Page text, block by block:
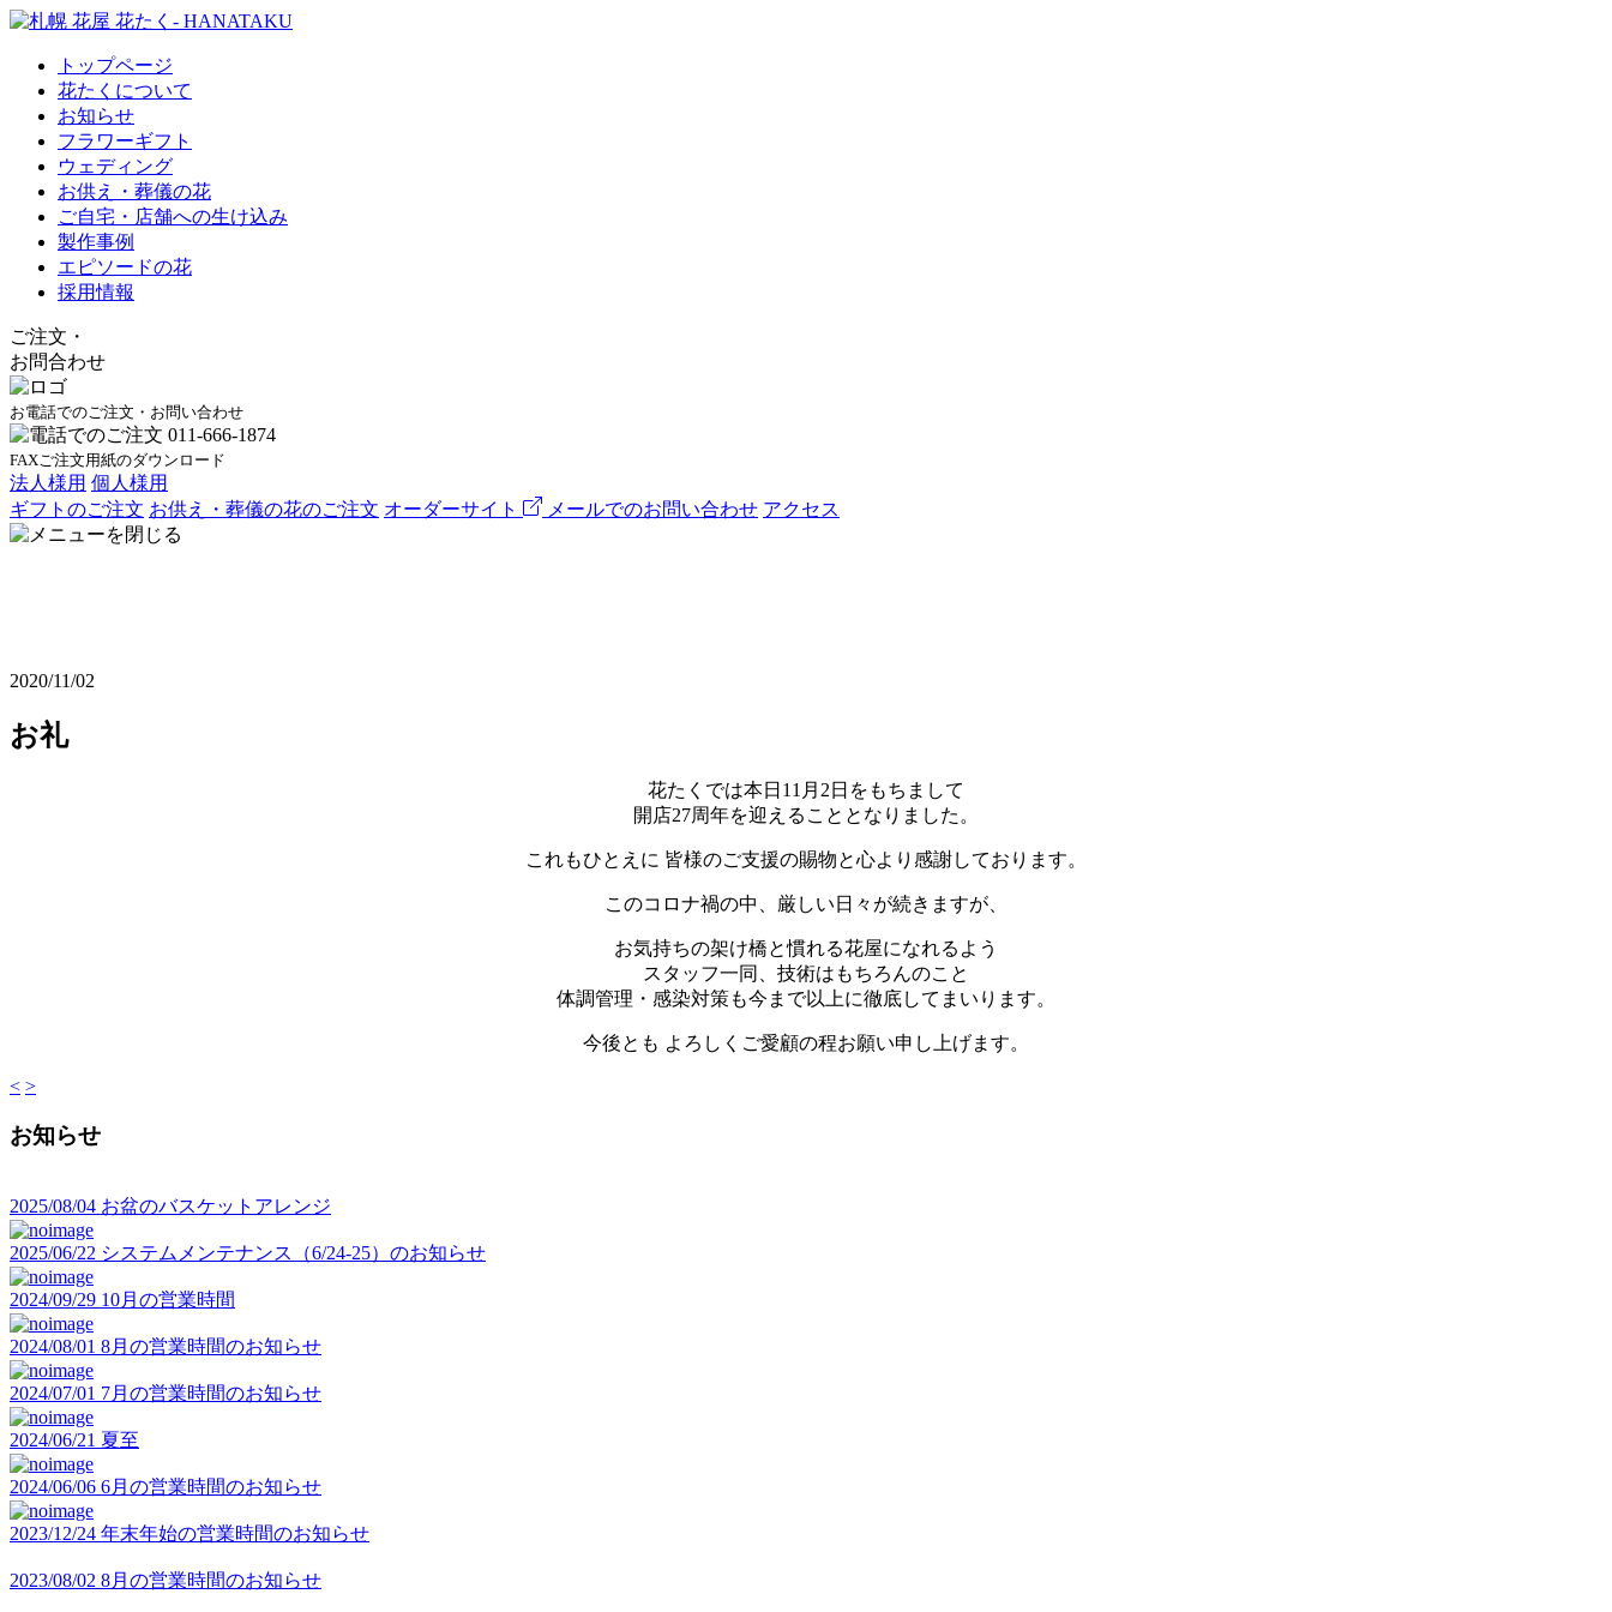
トップページ
花たくについて
お知らせ
フラワーギフト
ウェディング
お供え・葬儀の花
ご自宅・店舗への生け込み
製作事例
エピソードの花
採用情報
ご注文 ・
お問合わせ
お電話でのご注文・お問い合わせ
FAXご注文用紙のダウンロード
法人様用 個人様用
ギフトのご注文 お供え・葬儀の花のご注文 オーダーサイト メールでのお問い合わせ アクセス
2020/11/02
お礼
花たくでは本日11月2日をもちまして
開店27周年を迎えることとなりました。
これもひとえに 皆様のご支援の賜物と心より感謝しております。
このコロナ禍の中、厳しい日々が続きますが、
お気持ちの架け橋と慣れる花屋になれるよう
スタッフ一同、技術はもちろんのこと
体調管理・感染対策も今まで以上に徹底してまいります。
今後とも よろしくご愛顧の程お願い申し上げます。
< >
お知らせ
2025/08/04 お盆のバスケットアレンジ
2025/06/22 システムメンテナンス（6/24-25）のお知らせ
2024/09/29 10月の営業時間
2024/08/01 8月の営業時間のお知らせ
2024/07/01 7月の営業時間のお知らせ
2024/06/21 夏至
2024/06/06 6月の営業時間のお知らせ
2023/12/24 年末年始の営業時間のお知らせ
2023/08/02 8月の営業時間のお知らせ